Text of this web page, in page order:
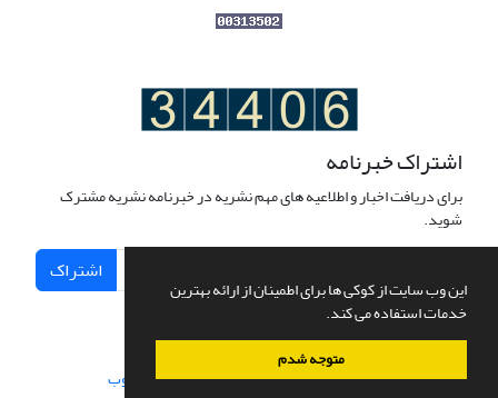
این وب سایت از کوکی ها برای اطمینان از ارائه بهترین
خدمات استفاده می کند.
متوجه شدم
اشتراک خبرنامه
برای دریافت اخبار و اطلاعیه های مهم نشریه در خبرنامه نشریه مشترک
شوید.
اشتراک
سامانه مدیریت نشریات علمی.طراحی و پیاده سازی از سیناوب